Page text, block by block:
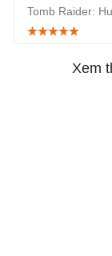
Tomb Raider:
thoại Lara Croft
hành động Mỹ
Xem